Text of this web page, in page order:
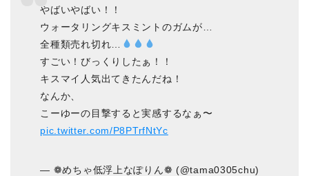
やばいやばい！！
ウォータリングキスミントのガムが…
全種類売れ切れ…
すごい！びっくりしたぁ！！
キスマイ人気出てきたんだね！
なんか、
こーゆーの目撃すると実感するなぁ〜
pic.twitter.com/P8PTrfNtYc
— ❁めちゃ低浮上なぽりん❁ (@tama0305chu)